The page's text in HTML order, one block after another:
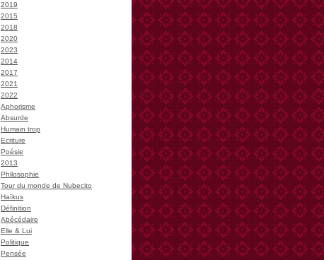
2019
2015
2018
2020
2023
2014
2017
2021
2022
Aphorisme
Absurde
Humain trop
Ecriture
Poésie
2013
Philosophie
Tour du monde de Nubecito
Haïkus
Définition
Abécédaire
Elle & Lui
Politique
Pensée